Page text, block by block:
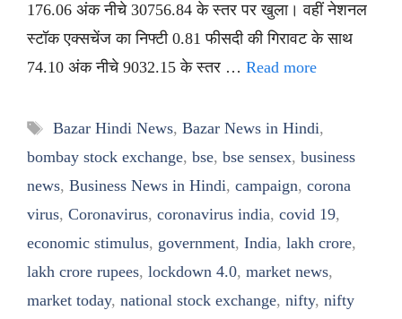
176.06 अंक नीचे 30756.84 के स्तर पर खुला। वहीं नेशनल
स्टॉक एक्सचेंज का निफ्टी 0.81 फीसदी की गिरावट के साथ
74.10 अंक नीचे 9032.15 के स्तर … Read more
Tags
Bazar Hindi News, Bazar News in Hindi,
bombay stock exchange, bse, bse sensex, business
news, Business News in Hindi, campaign, corona
virus, Coronavirus, coronavirus india, covid 19,
economic stimulus, government, India, lakh crore,
lakh crore rupees, lockdown 4.0, market news,
market today, national stock exchange, nifty, nifty